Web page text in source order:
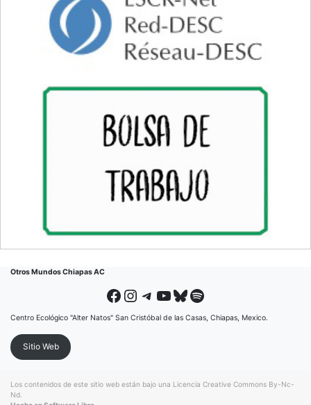
Otros Mundos Chiapas AC
Facebook Instagram Telegram YouTube Bluesky Spotify
Centro Ecológico "Alter Natos" San Cristóbal de las Casas, Chiapas, Mexico.
Sitio Web
Los contenidos de este sitio web están bajo una Licencia Creative Commons By-Nc-
Nd